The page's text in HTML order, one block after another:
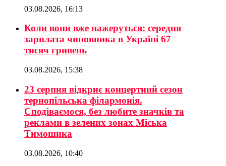
03.08.2026, 16:13
Коли вони вже нажеруться: середня
зарплата чиновника в Україні 67
тисяч гривень
03.08.2026, 15:38
23 серпня відкриє концертний сезон
тернопільська філармонія.
Сподіваємося, без любите значків та
реклами в зелених зонах Міська
Тимошика
03.08.2026, 10:40